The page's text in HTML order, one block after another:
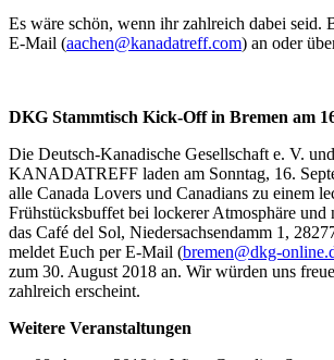
Es wäre schön, wenn ihr zahlreich dabei seid.
E-Mail (aachen@kanadatreff.com) an oder
DKG Stammtisch Kick-Off in Bremen am
Die Deutsch-Kanadische Gesellschaft e. V.
KANADATREFF laden am Sonntag, 16.
alle Canada Lovers und Canadians zu einem
Frühstücksbuffet bei lockerer Atmosphäre und
das Café del Sol, Niedersachsendamm 1,
meldet Euch per E-Mail (bremen@dkg-
zum 30. August 2018 an. Wir würden uns
zahlreich erscheint.
Weitere Veranstaltungen